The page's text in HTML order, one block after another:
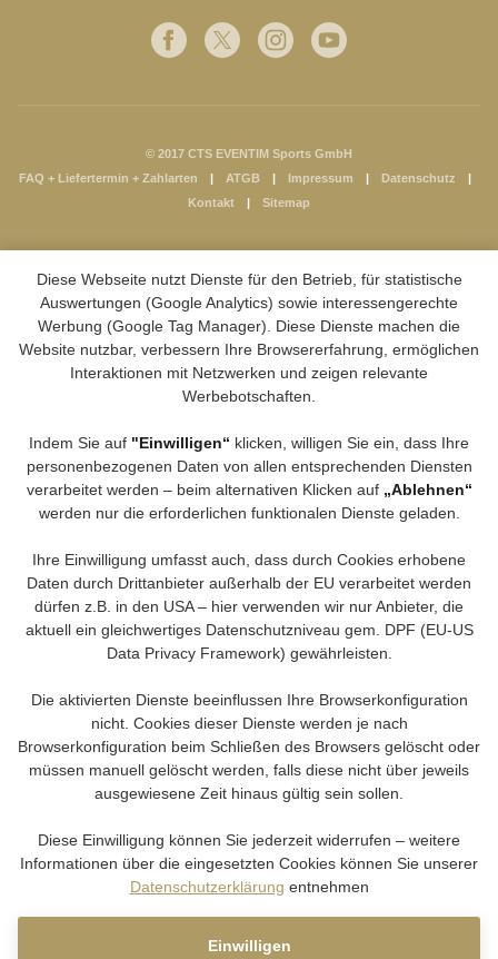
© 2017 CTS EVENTIM Sports GmbH
FAQ + Liefertermin + Zahlarten
ATGB Impressum
Datenschutz
Kontakt
Sitemap
Diese Webseite nutzt Dienste für den Betrieb, für statistische
Auswertungen (Google Analytics) sowie interessengerechte
Werbung (Google Tag Manager). Diese Dienste machen die
Website nutzbar, verbessern Ihre Browsererfahrung, ermöglichen
Interaktionen mit Netzwerken und zeigen relevante
Werbebotschaften.
Indem Sie auf "Einwilligen“ klicken, willigen Sie ein, dass Ihre
personenbezogenen Daten von allen entsprechenden Diensten
verarbeitet werden – beim alternativen Klicken auf „Ablehnen“
werden nur die erforderlichen funktionalen Dienste geladen.
Ihre Einwilligung umfasst auch, dass durch Cookies erhobene
Daten durch Drittanbieter außerhalb der EU verarbeitet werden
dürfen z.B. in den USA – hier verwenden wir nur Anbieter, die
aktuell ein gleichwertiges Datenschutzniveau gem. DPF (EU-US
Data Privacy Framework) gewährleisten.
Die aktivierten Dienste beeinflussen Ihre Browserkonfiguration
nicht. Cookies dieser Dienste werden je nach
Browserkonfiguration beim Schließen des Browsers gelöscht oder
müssen manuell gelöscht werden, falls diese nicht über jeweils
ausgewiesene Zeit hinaus gültig sein sollen.
Diese Einwilligung können Sie jederzeit widerrufen – weitere
Informationen über die eingesetzten Cookies können Sie unserer
Datenschutzerklärung entnehmen
Einwilligen